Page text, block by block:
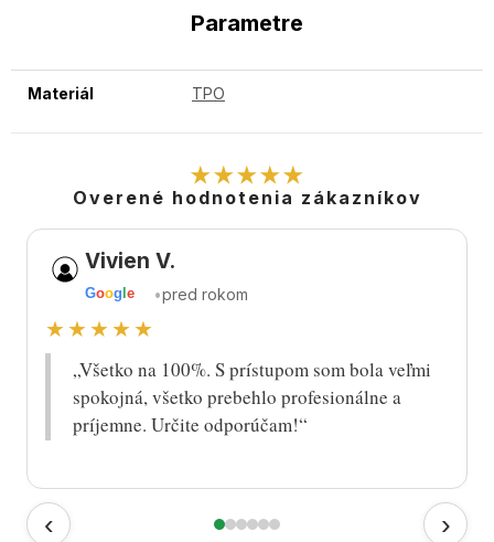
Parametre
Materiál TPO
★★★★★
Overené hodnotenia zákazníkov
‹
Vivien V.
Goog le •pred rokom
★★★★★
„Všetko na 100%. S prístupom som bola veľmi
spokojná, všetko prebehlo profesionálne a
príjemne. Určite odporúčam!“
›